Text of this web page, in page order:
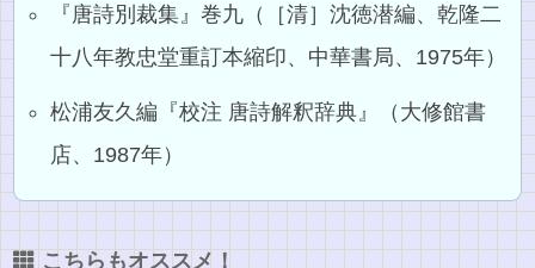
『唐詩別裁集』巻九（［清］沈徳潜編、乾隆二
十八年教忠堂重訂本縮印、中華書局、1975年）
松浦友久編『校注 唐詩解釈辞典』（大修館書
店、1987年）
こちらもオススメ！